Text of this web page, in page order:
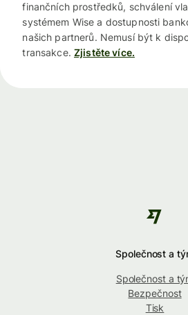
finančních prostředků, schválení
systémem Wise a dostupnosti
našich partnerů. Nemusí být k
transakce. Zjistěte více.
Společnost a
Společnost a
Bezpečnost
Tisk